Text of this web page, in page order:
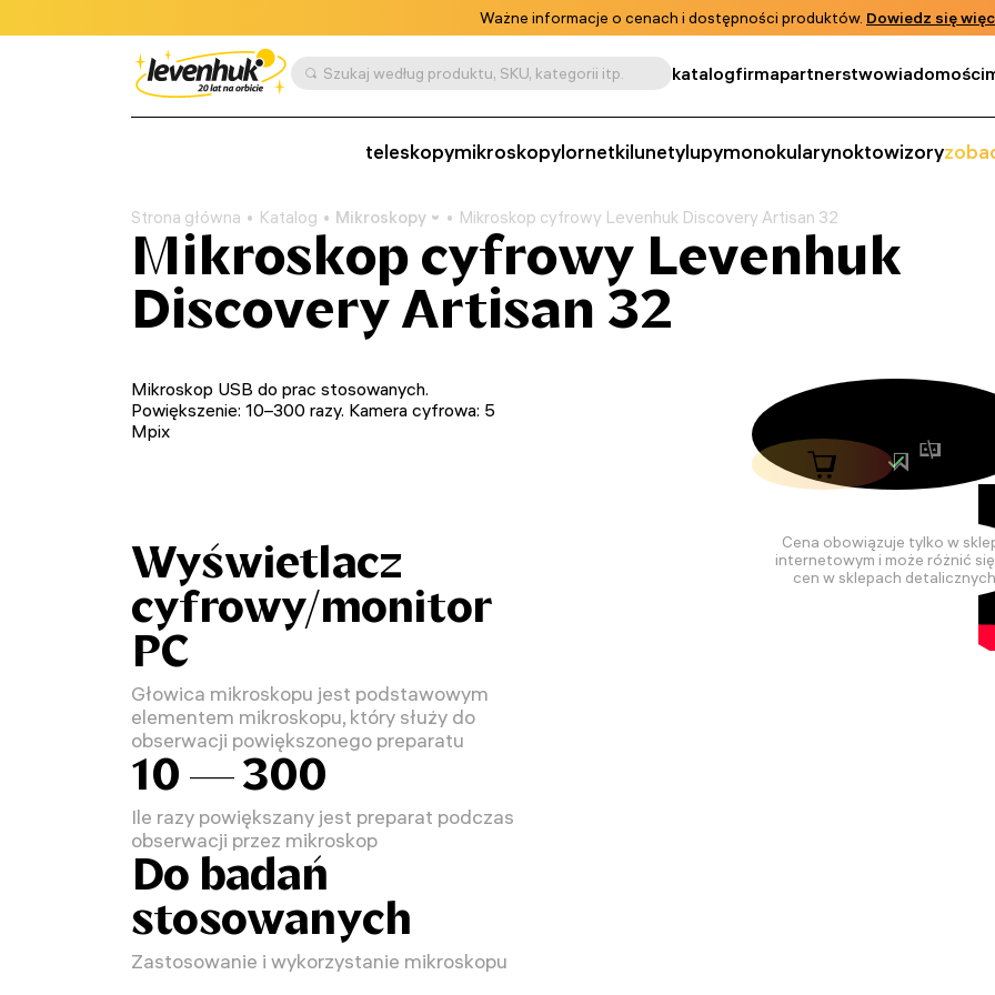
Ważne informacje o cenach i dostępności produktów. Dowiedz się
Szukaj według produktu, SKU, kategorii itp. katalogfirmapartnerstwowiadomości
teleskopymikroskopylornetkilunetylupymonokularynoktowizory
Strona główna Katalog Mikroskopy Mikroskop cyfrowy Levenhuk Discovery Artisan 32
Mikroskop cyfrowy Levenhuk
Discovery Artisan 32
Cena obowiązuje tylko w
internetowym i może różnić
cen w sklepach
Mikroskop USB do prac stosowanych.
Powiększenie: 10–300 razy. Kamera cyfrowa: 5
Mpix
Wyświetlacz
cyfrowy/monitor
PC
Głowica mikroskopu jest podstawowym
elementem mikroskopu, który służy do
obserwacji powiększonego preparatu
10 — 300
Ile razy powiększany jest preparat podczas
obserwacji przez mikroskop
Do badań
stosowanych
Zastosowanie i wykorzystanie mikroskopu